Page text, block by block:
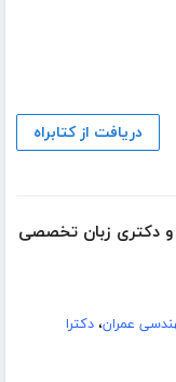
دریافت از کتابراه
و دکتری زبان تخصصی
عمران،دکترا